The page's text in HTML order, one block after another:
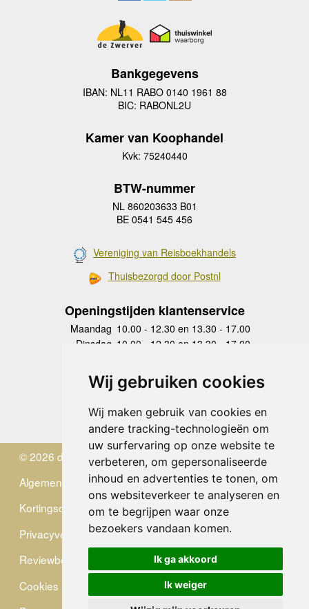
Wij gebruiken cookies
Wij maken gebruik van cookies en
andere tracking-technologieën om
uw surfervaring op onze website te
verbeteren, om gepersonaliseerde
inhoud en advertenties te tonen, om
ons websiteverkeer te analyseren en
om te begrijpen waar onze
bezoekers vandaan komen.
Ik ga akkoord
Ik weiger
Bankgegevens
IBAN: NL11 RABO 0140 1961 88
BIC: RABONL2U
Kamer van Koophandel
Kvk: 75240440
BTW-nummer
NL 860203633 B01
BE 0541 545 456
Vereniging van Reisboekhandels
Thuisbezorgd door Postnl
Openingstijden klantenservice
Maandag 10.00 - 12.30 en 13.30 - 17.00
Dinsdag 10.00 - 12.30 en 13.30 - 17.00
Donderdag
10.00 - 12.30 en 13.30 - 17.00
Vrijdag 10.00 - 12.30 en 13.30 - 17.00
Zaterdag
gesloten
Zondag gesloten
© 2026 de Zwerver
Algemene Voorwaarden
Kortingscode
Privacyverklaring
Reviewbeleid
Cookies